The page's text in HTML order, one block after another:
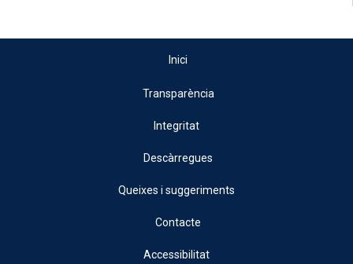
Inici
Transparència
Integritat
Descàrregues
Queixes i suggeriments
Contacte
Accessibilitat